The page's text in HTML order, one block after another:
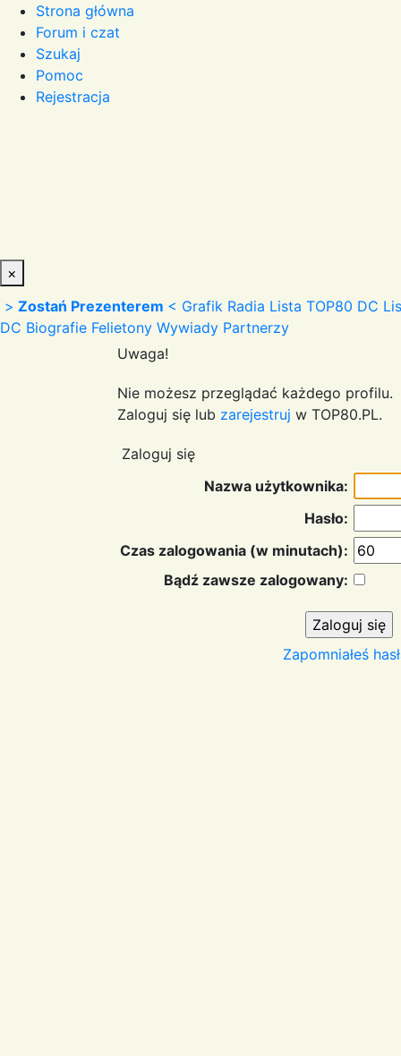
Strona główna
Forum i czat
Szukaj
Pomoc
Rejestracja
×
> Zostań Prezenterem < Grafik Radia Lista TOP80 DC
DC Biografie Felietony Wywiady Partnerzy
Uwaga!
Nie możesz przeglądać każdego profilu.
Zaloguj się lub zarejestruj w TOP80.PL.
Zaloguj się
Nazwa użytkownika:
Hasło:
Czas zalogowania (w minutach):
Bądź zawsze zalogowany:
Zapomniałeś